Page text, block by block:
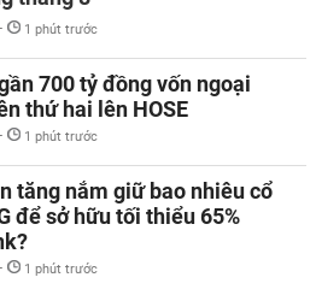
- 1 phút trước
700 tỷ đồng vốn ngoại
thứ hai lên HOSE
- 1 phút trước
tăng nắm giữ bao nhiêu cổ
để sở hữu tối thiểu 65%
- 1 phút trước